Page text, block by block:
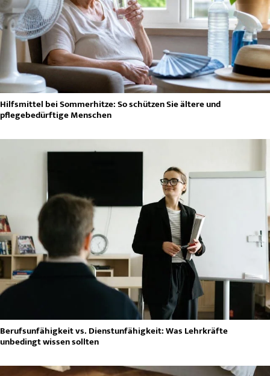
Hilfsmittel bei Sommerhitze: So schützen Sie ältere und
pflegebedürftige Menschen
Berufsunfähigkeit vs. Dienstunfähigkeit: Was Lehrkräfte
unbedingt wissen sollten